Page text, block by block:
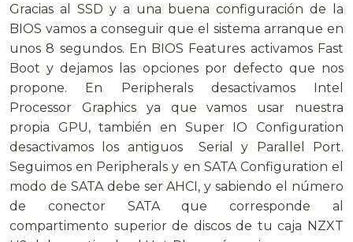
Gracias al SSD y a una buena configuración de la
BIOS vamos a conseguir que el sistema arranque en
unos 8 segundos. En BIOS Features activamos Fast
Boot y dejamos las opciones por defecto que nos
propone. En Peripherals desactivamos Intel
Processor Graphics ya que vamos usar nuestra
propia GPU, también en Super IO Configuration
desactivamos los antiguos Serial y Parallel Port.
Seguimos en Peripherals y en SATA Configuration el
modo de SATA debe ser AHCI, y sabiendo el número
de conector SATA que corresponde al
compartimento superior de discos de tu caja NZXT